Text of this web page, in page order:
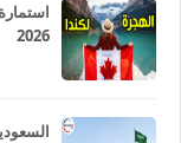
2026